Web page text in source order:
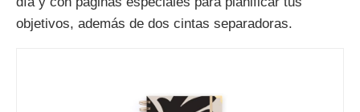
objetivos, además de dos cintas separadoras.